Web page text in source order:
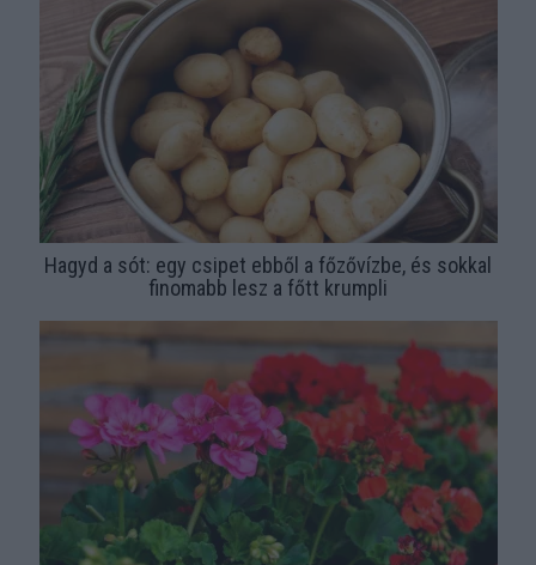
Hagyd a sót: egy csipet ebből a főzővízbe, és sokkal
finomabb lesz a főtt krumpli